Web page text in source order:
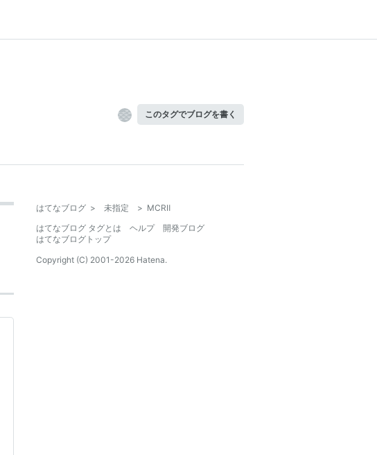
このタグでブログを書く
はてなブログ > 未指定 > MCRⅡ
はてなブログ タグとは
ヘルプ
開発ブログ
はてなブログトップ
Copyright (C) 2001-2026 Hatena.